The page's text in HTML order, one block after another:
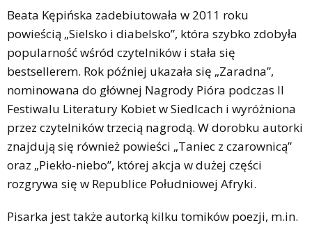
Beata Kępińska zadebiutowała w 2011 roku
powieścią „Sielsko i diabelsko”, która szybko zdobyła
popularność wśród czytelników i stała się
bestsellerem. Rok później ukazała się „Zaradna”,
nominowana do głównej Nagrody Pióra podczas II
Festiwalu Literatury Kobiet w Siedlcach i wyróżniona
przez czytelników trzecią nagrodą. W dorobku autorki
znajdują się również powieści „Taniec z czarownicą”
oraz „Piekło-niebo”, której akcja w dużej części
rozgrywa się w Republice Południowej Afryki.
Pisarka jest także autorką kilku tomików poezji, m.in.